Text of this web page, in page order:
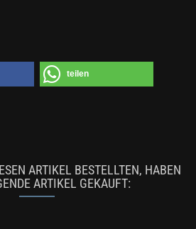
teilen
ARTIKEL BESTELLTEN, HABEN
ARTIKEL GEKAUFT: